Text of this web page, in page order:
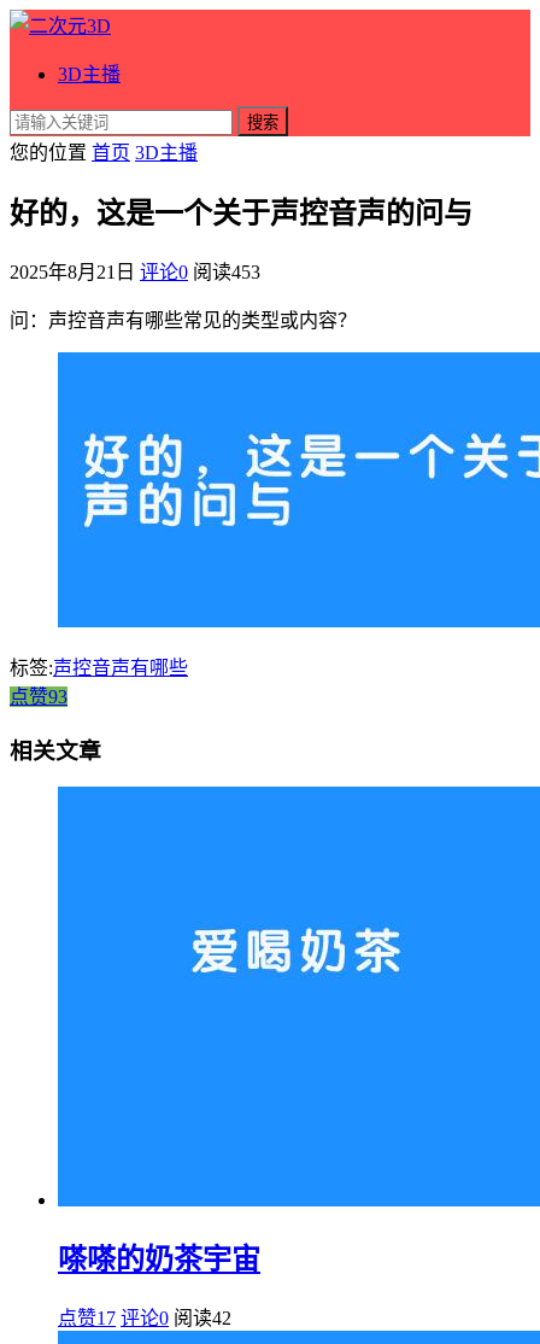
3D主播
搜索
您的位置 首页 3D主播
好的，这是一个关于声控音声的问与
2025年8月21日 评论0 阅读453
问：声控音声有哪些常见的类型或内容？
标签:声控音声有哪些
点赞93
相关文章
嗏嗏的奶茶宇宙
点赞17 评论0 阅读42